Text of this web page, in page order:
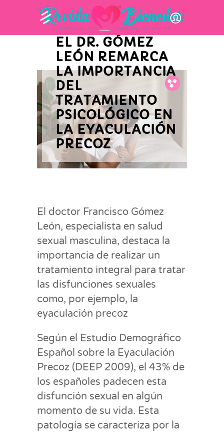
Fb.
Tw.
Pin.
INNOVACIÓN Y ACTUALIDAD
EMPRESARIAL
EL DR. GÓMEZ
LEÓN REMARCA
LA IMPORTANCIA
DEL
TRATAMIENTO
PSICOLÓGICO EN
LA EYACULACIÓN
PRECOZ
El doctor Francisco Gómez
León, especialista en salud
sexual masculina, destaca la
importancia de realizar un
tratamiento integral para tratar
las disfunciones sexuales
como, por ejemplo, la
eyaculación precoz
Según el Estudio Demográfico
Español sobre la Eyaculación
Precoz (DEEP 2009), el 43% de
los españoles padecen esta
disfunción sexual en algún
momento de su vida. Esta
patología se caracteriza por la